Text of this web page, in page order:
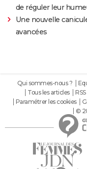
de réguler leur
Une nouvelle
avancées
Qui sommes-nous ?
Tous les articles
RSS
Paramétrer les cookies
©